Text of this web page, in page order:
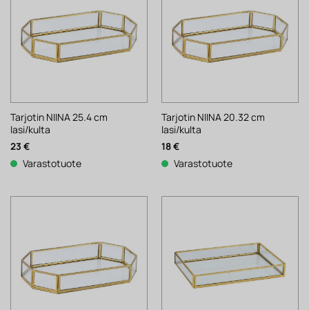
Tarjotin NIINA 25.4 cm
lasi/kulta
23 €
Varastotuote
Tarjotin NIINA 20.32 cm
lasi/kulta
18€
Varastotuote